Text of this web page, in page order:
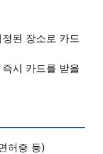
된 장소로 카드
시 카드를 받을
허증 등)